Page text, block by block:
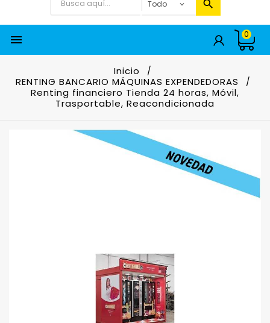
 0
Inicio
RENTING BANCARIO MÁQUINAS EXPENDEDORAS
Renting financiero Tienda 24 horas, Móvil,
Trasportable, Reacondicionada